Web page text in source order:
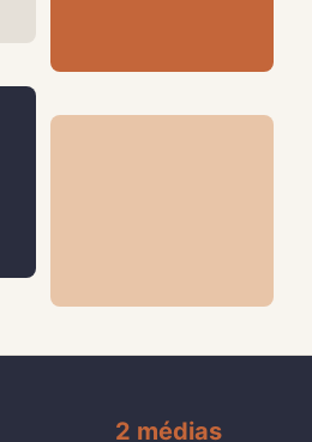
2 médias